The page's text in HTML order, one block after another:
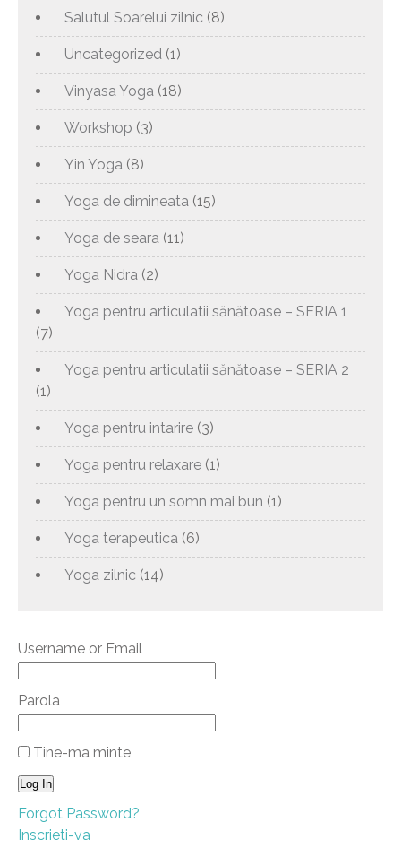
Salutul Soarelui zilnic (8)
Uncategorized (1)
Vinyasa Yoga (18)
Workshop (3)
Yin Yoga (8)
Yoga de dimineata (15)
Yoga de seara (11)
Yoga Nidra (2)
Yoga pentru articulatii sănătoase – SERIA 1
(7)
Yoga pentru articulatii sănătoase – SERIA 2
(1)
Yoga pentru intarire (3)
Yoga pentru relaxare (1)
Yoga pentru un somn mai bun (1)
Yoga terapeutica (6)
Yoga zilnic (14)
Username or Email
Parola
Tine-ma minte
Forgot Password?
Inscrieti-va